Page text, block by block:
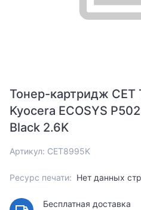
Тонер-картридж CET
Kyocera ECOSYS
Black 2.6K
Артикул: CET8995K
Ресурс печати: Нет данных
Бесплатная доставка